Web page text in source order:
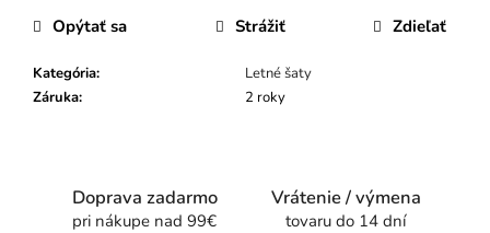
Kategória:
Letné šaty
Záruka: 2 roky
Opýtať sa Strážiť Zdieľať
Doprava zadarmo
pri nákupe nad 99€
Vrátenie / výmena
tovaru do 14 dní